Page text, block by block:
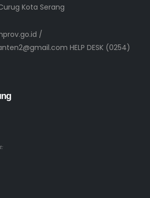
Kota Serang
/
HELP DESK (0254)